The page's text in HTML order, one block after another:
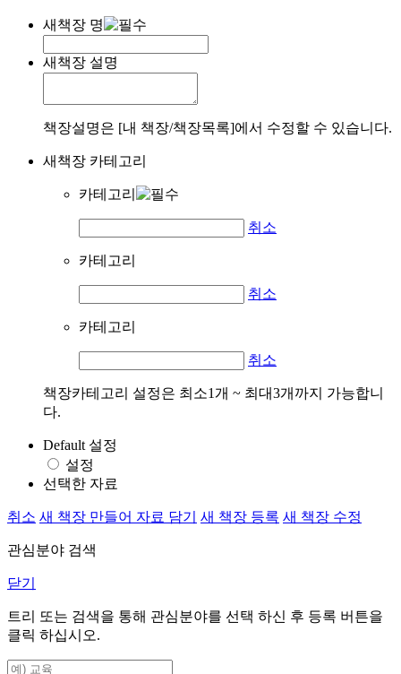
새책장 명
새책장 설명
책장설명은 [내 책장/책장목록]에서 수정할 수 있습니다.
새책장 카테고리
카테고리
취소
카테고리
취소
카테고리
취소
책장카테고리 설정은 최소1개 ~ 최대3개까지 가능합니
다.
Default 설정
설정
선택한 자료
취소 새 책장 만들어 자료 담기 새 책장 등록 새 책장 수정
관심분야 검색
닫기
트리 또는 검색을 통해 관심분야를 선택 하신 후 등록 버튼을
클릭 하십시오.